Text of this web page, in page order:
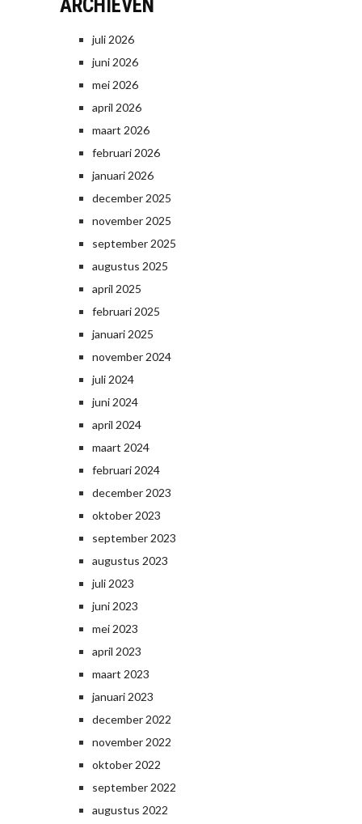
ARCHIEVEN
juli 2026
juni 2026
mei 2026
april 2026
maart 2026
februari 2026
januari 2026
december 2025
november 2025
september 2025
augustus 2025
april 2025
februari 2025
januari 2025
november 2024
juli 2024
juni 2024
april 2024
maart 2024
februari 2024
december 2023
oktober 2023
september 2023
augustus 2023
juli 2023
juni 2023
mei 2023
april 2023
maart 2023
januari 2023
december 2022
november 2022
oktober 2022
september 2022
augustus 2022